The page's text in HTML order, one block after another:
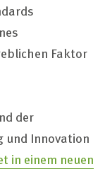
Faktor
der
und Innovation
in einem neuen